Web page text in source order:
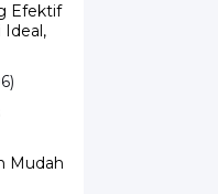
Efektif
Ideal,
Mudah